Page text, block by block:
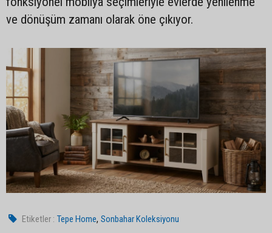
ve dönüşüm zamanı olarak öne çıkıyor.
Etiketler : Tepe Home,Sonbahar Koleksiyonu